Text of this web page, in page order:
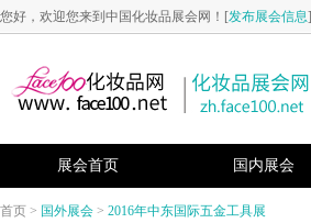
您好，欢迎您来到中国化妆品展会网！[发布展会信息]
展会首页 国内展会
首页 > 国外展会 > 2016年中东国际五金工具展